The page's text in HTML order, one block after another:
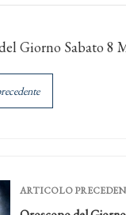
Giorno Sabato 8
ARTICOLO